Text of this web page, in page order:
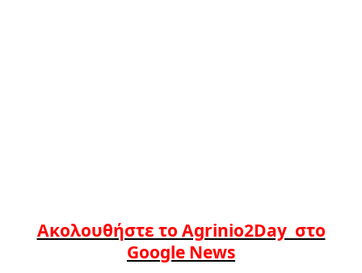
Ακολουθήστε το Agrinio2Day στο
Google News